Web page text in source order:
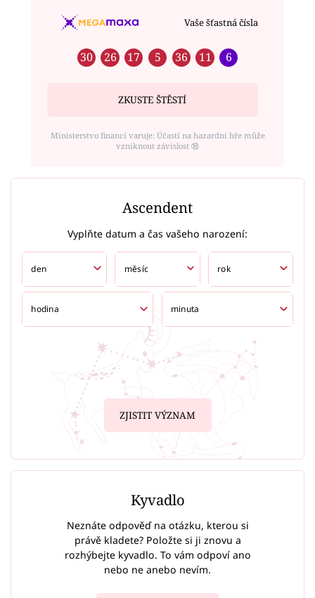
Vaše šťastná čísla
30 26 17 5 36 11 6
ZKUSTE ŠTĚSTÍ
Ministerstvo financí varuje: Účastí na hazardní hře může
vzniknout závislost ⑱
Ascendent
Vyplňte datum a čas vašeho narození:
ZJISTIT VÝZNAM
Kyvadlo
Neznáte odpověď na otázku, kterou si
právě kladete? Položte si ji znovu a
rozhýbejte kyvadlo. To vám odpoví ano
nebo ne anebo nevím.